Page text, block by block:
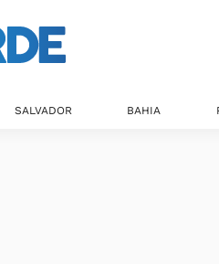
SALVADOR BAHIA